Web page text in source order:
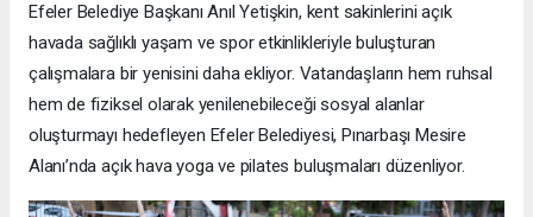
Efeler Belediye Başkanı Anıl Yetişkin, kent sakinlerini açık
havada sağlıklı yaşam ve spor etkinlikleriyle buluşturan
çalışmalara bir yenisini daha ekliyor. Vatandaşların hem ruhsal
hem de fiziksel olarak yenilenebileceği sosyal alanlar
oluşturmayı hedefleyen Efeler Belediyesi, Pınarbaşı Mesire
Alanı’nda açık hava yoga ve pilates buluşmaları düzenliyor.